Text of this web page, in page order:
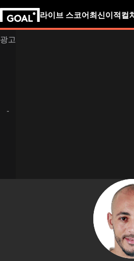
라이브 스코어 최신이적 컬